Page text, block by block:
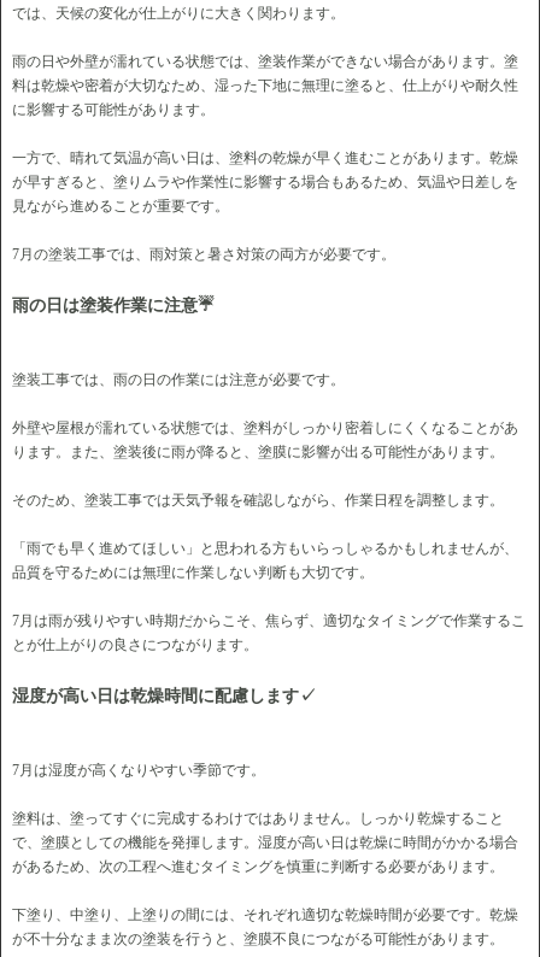
では、天候の変化が仕上がりに大きく関わります。
雨の日や外壁が濡れている状態では、塗装作業ができない場合があります。塗
料は乾燥や密着が大切なため、湿った下地に無理に塗ると、仕上がりや耐久性
に影響する可能性があります。
一方で、晴れて気温が高い日は、塗料の乾燥が早く進むことがあります。乾燥
が早すぎると、塗りムラや作業性に影響する場合もあるため、気温や日差しを
見ながら進めることが重要です。
7月の塗装工事では、雨対策と暑さ対策の両方が必要です。
雨の日は塗装作業に注意☔
塗装工事では、雨の日の作業には注意が必要です。
外壁や屋根が濡れている状態では、塗料がしっかり密着しにくくなることがあ
ります。また、塗装後に雨が降ると、塗膜に影響が出る可能性があります。
そのため、塗装工事では天気予報を確認しながら、作業日程を調整します。
「雨でも早く進めてほしい」と思われる方もいらっしゃるかもしれませんが、
品質を守るためには無理に作業しない判断も大切です。
7月は雨が残りやすい時期だからこそ、焦らず、適切なタイミングで作業するこ
とが仕上がりの良さにつながります。
湿度が高い日は乾燥時間に配慮します✓
7月は湿度が高くなりやすい季節です。
塗料は、塗ってすぐに完成するわけではありません。しっかり乾燥すること
で、塗膜としての機能を発揮します。湿度が高い日は乾燥に時間がかかる場合
があるため、次の工程へ進むタイミングを慎重に判断する必要があります。
下塗り、中塗り、上塗りの間には、それぞれ適切な乾燥時間が必要です。乾燥
が不十分なまま次の塗装を行うと、塗膜不良につながる可能性があります。